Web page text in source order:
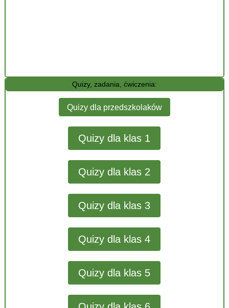
Quizy, zadania, ćwiczenia:
Quizy dla przedszkolaków
Quizy dla klas 1
Quizy dla klas 2
Quizy dla klas 3
Quizy dla klas 4
Quizy dla klas 5